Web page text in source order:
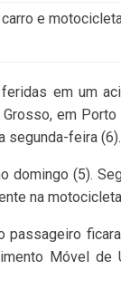
e
em um
em
segunda-feira (6).
domingo (5).
na
passageiro
Móvel de